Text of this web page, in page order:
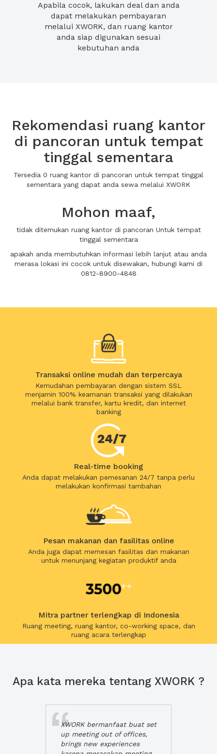
Apabila cocok, lakukan deal dan anda
dapat melakukan pembayaran
melalui XWORK, dan ruang kantor
anda siap digunakan sesuai
kebutuhan anda
Rekomendasi ruang kantor
di pancoran untuk tempat
tinggal sementara
Tersedia 0 ruang kantor di pancoran untuk tempat tinggal
sementara yang dapat anda sewa melalui XWORK
Mohon maaf,
tidak ditemukan ruang kantor di pancoran Untuk tempat
tinggal sementara
apakah anda membutuhkan informasi lebih lanjut atau anda
merasa lokasi ini cocok untuk disewakan, hubungi kami di
0812-8900-4848
Transaksi online mudah dan terpercaya
Kemudahan pembayaran dengan sistem SSL
menjamin 100% keamanan transaksi yang dilakukan
melalui bank transfer, kartu kredit, dan internet
banking
Real-time booking
Anda dapat melakukan pemesanan 24/7 tanpa perlu
melakukan konfirmasi tambahan
Pesan makanan dan fasilitas online
Anda juga dapat memesan fasilitas dan makanan
untuk menunjang kegiatan produktif anda
Mitra partner terlengkap di Indonesia
Ruang meeting, ruang kantor, co-working space, dan
ruang acara terlengkap
Apa kata mereka tentang XWORK ?
XWORK bermanfaat buat set
up meeting out of offices,
brings new experiences